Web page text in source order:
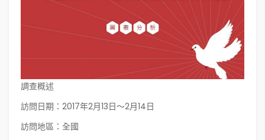
調查概述
訪問日期： 2017年2月13日～2月14日
訪問地區： 全國